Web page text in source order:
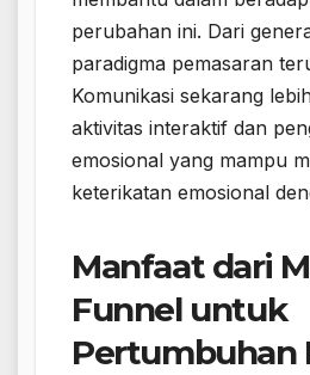
perubahan ini. Dari
paradigma pemasaran
Komunikasi sekarang
aktivitas interaktif dan
emosional yang mampu
keterikatan emosional
Manfaat dari
Funnel untuk
Pertumbuhan